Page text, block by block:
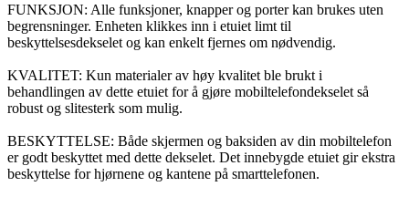
FUNKSJON: Alle funksjoner, knapper og porter kan brukes uten
begrensninger. Enheten klikkes inn i etuiet limt til
beskyttelsesdekselet og kan enkelt fjernes om nødvendig.
KVALITET: Kun materialer av høy kvalitet ble brukt i
behandlingen av dette etuiet for å gjøre mobiltelefondekselet så
robust og slitesterk som mulig.
BESKYTTELSE: Både skjermen og baksiden av din mobiltelefon
er godt beskyttet med dette dekselet. Det innebygde etuiet gir ekstra
beskyttelse for hjørnene og kantene på smarttelefonen.